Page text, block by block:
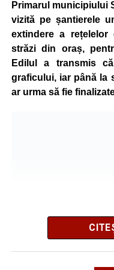
nivel corespunzător.
Administrația locală
temporar și este
energetice din
centrale au cerut
pentru reducerea
noile setări
iluminat:
1848,
Primarul municipiului
vizită pe șantierele
extindere a
străzi din oraș,
Edilul a transmis
graficului, iar până la
ar urma să fie